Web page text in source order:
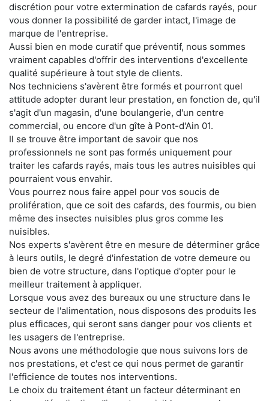
discrétion pour votre extermination de cafards rayés, pour
vous donner la possibilité de garder intact, l'image de
marque de l'entreprise.
Aussi bien en mode curatif que préventif, nous sommes
vraiment capables d'offrir des interventions d'excellente
qualité supérieure à tout style de clients.
Nos techniciens s'avèrent être formés et pourront quel
attitude adopter durant leur prestation, en fonction de, qu'il
s'agit d'un magasin, d'une boulangerie, d'un centre
commercial, ou encore d'un gîte à Pont-d'Ain 01.
Il se trouve être important de savoir que nos
professionnels ne sont pas formés uniquement pour
traiter les cafards rayés, mais tous les autres nuisibles qui
pourraient vous envahir.
Vous pourrez nous faire appel pour vos soucis de
prolifération, que ce soit des cafards, des fourmis, ou bien
même des insectes nuisibles plus gros comme les
nuisibles.
Nos experts s'avèrent être en mesure de déterminer grâce
à leurs outils, le degré d'infestation de votre demeure ou
bien de votre structure, dans l'optique d'opter pour le
meilleur traitement à appliquer.
Lorsque vous avez des bureaux ou une structure dans le
secteur de l'alimentation, nous disposons des produits les
plus efficaces, qui seront sans danger pour vos clients et
les usagers de l'entreprise.
Nous avons une méthodologie que nous suivons lors de
nos prestations, et c'est ce qui nous permet de garantir
l'efficience de toutes nos interventions.
Le choix du traitement étant un facteur déterminant en